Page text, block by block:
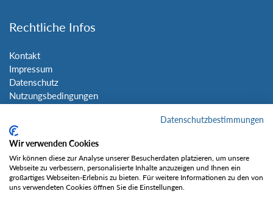
Rechtliche Infos
Kontakt
Impressum
Datenschutz
Nutzungsbedingungen
Social Media
Datenschutzbestimmungen
Wir verwenden Cookies
Wir können diese zur Analyse unserer Besucherdaten platzieren, um unsere
Webseite zu verbessern, personalisierte Inhalte anzuzeigen und Ihnen ein
großartiges Webseiten-Erlebnis zu bieten. Für weitere Informationen zu den von
uns verwendeten Cookies öffnen Sie die Einstellungen.